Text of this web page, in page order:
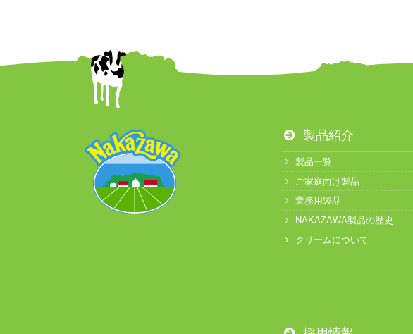
製品紹介
製品一覧
ご家庭向け製品
業務用製品
NAKAZAWA製品の歴史
クリームについて